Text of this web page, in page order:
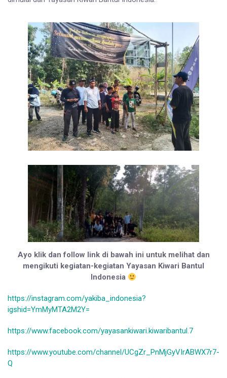
Ayo klik dan follow link di bawah ini untuk melihat dan
mengikuti kegiatan-kegiatan Yayasan Kiwari Bantul
Indonesia
https://instagram.com/yakiba_indonesia?
igshid=YmMyMTA2M2Y=
https://www.facebook.com/yayasankiwari.kiwaribantul.7
https://www.youtube.com/channel/UCgZr_PnMjGyVIrABWX7r7-
Q